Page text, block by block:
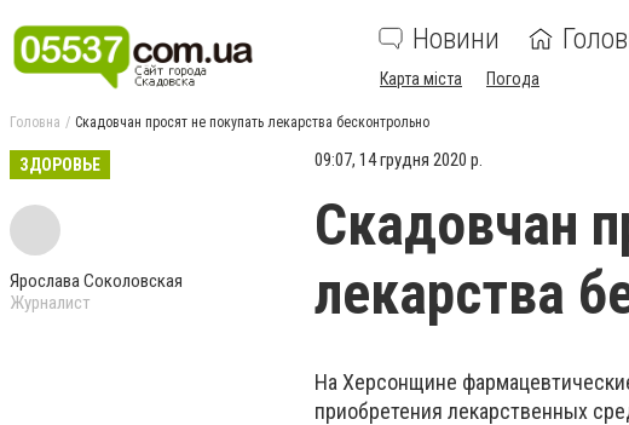
Новини
Карта міста Погода
Головна Скадовчан просят не покупать лекарства бесконтрольно
ЗДОРОВЬЕ
Ярослава Соколовская
Журналист
09:07, 14 грудня 2020 р.
Скадовчан
лекарства
На Херсонщине
приобретения лекарственных